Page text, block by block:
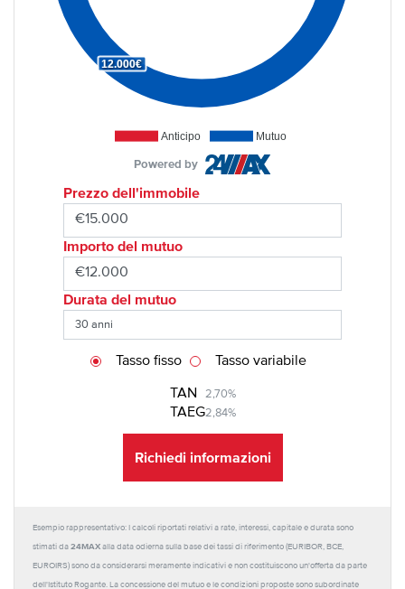
Anticipo Mutuo
12.000€
Powered by
Prezzo dell'immobile
Importo del mutuo
Durata del mutuo
TAN 2,70%
TAEG2,84%
Tasso fisso Tasso variabile
Richiedi informazioni
Esempio rappresentativo: I calcoli riportati relativi a rate, interessi, capitale e durata sono
stimati da 24MAX alla data odierna sulla base dei tassi di riferimento (EURIBOR, BCE,
EUROIRS) sono da considerarsi meramente indicativi e non costituiscono un'offerta da parte
dell'Istituto Rogante. La concessione del mutuo e le condizioni proposte sono subordinate